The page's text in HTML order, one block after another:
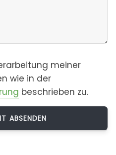
meiner
wie in der
beschrieben zu.